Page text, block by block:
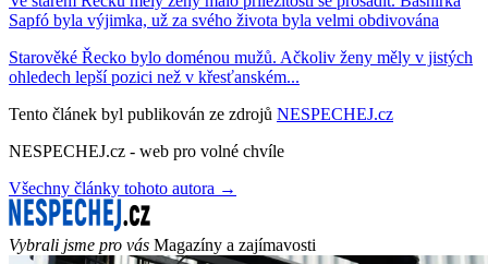
Sapfó byla výjimka, už za svého života byla velmi obdivována
Starověké Řecko bylo doménou mužů. Ačkoliv ženy měly v jistých
ohledech lepší pozici než v křesťanském...
Tento článek byl publikován ze zdrojů NESPECHEJ.cz
NESPECHEJ.cz - web pro volné chvíle
Všechny články tohoto autora →
Vybrali jsme pro vás Magazíny a zajímavosti